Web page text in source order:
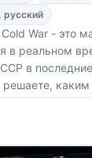
русский
War - это
в реальном
в
каким
Вам